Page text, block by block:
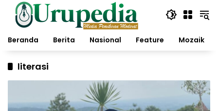
Langsung
konten
Beranda
Berita Nasional Feature Mozaik
literasi